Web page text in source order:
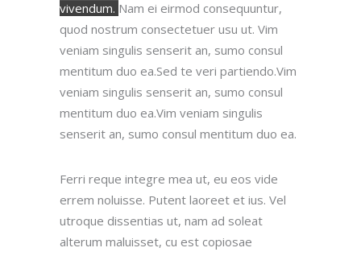
vivendum. Nam ei eirmod consequuntur,
quod nostrum consectetuer usu ut. Vim
veniam singulis senserit an, sumo consul
mentitum duo ea.Sed te veri partiendo.Vim
veniam singulis senserit an, sumo consul
mentitum duo ea.Vim veniam singulis
senserit an, sumo consul mentitum duo ea.
Ferri reque integre mea ut, eu eos vide
errem noluisse. Putent laoreet et ius. Vel
utroque dissentias ut, nam ad soleat
alterum maluisset, cu est copiosae